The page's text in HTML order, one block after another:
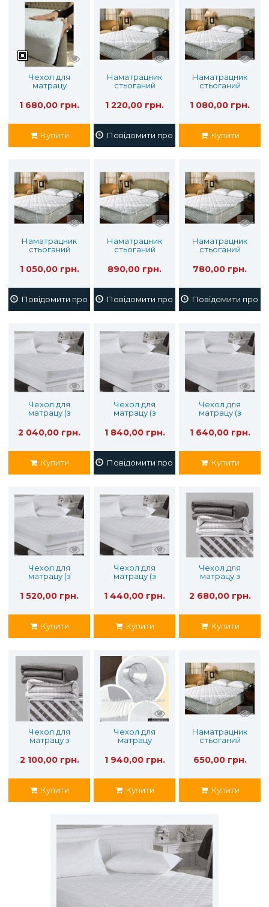
Чехол для
матрацу
bamboo 160х200
1 680,00 грн.
Купити
Наматрацник
стьоганий
1 220,00 грн.
Повідомити про наявність
Наматрацник
стьоганий
1 080,00 грн.
Купити
Наматрацник
стьоганий
1 050,00 грн.
Повідомити про наявність
Наматрацник
стьоганий
890,00 грн.
Повідомити про наявність
Наматрацник
стьоганий
780,00 грн.
Повідомити про
Чехол для
матрацу (з
бортом) 200х220
2 040,00 грн.
Купити
Чехол для
матрацу (з
бортом) 180х200
1 840,00 грн.
Повідомити про наявність
Чехол для
матрацу (з
бортом) 160х200
1 640,00 грн.
Купити
Чехол для
матрацу (з
бортом) 140х200
1 520,00 грн.
Купити
Чехол для
матрацу (з
бортом) 120х190
1 440,00 грн.
Купити
Чехол для
матрацу з
ою мембраною
200х220
2 680,00 грн.
Купити
Чехол для
матрацу з
водонепроникн
ою мембраною
160х200
2 100,00 грн.
Купити
Чехол для
матрацу
waterproof
bamboo 180х200
1 940,00 грн.
Купити
Наматрацник
стьоганий
650,00 грн.
Купити